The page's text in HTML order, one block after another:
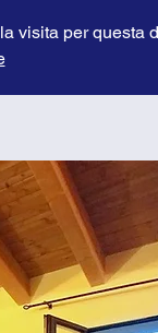
visita per questa